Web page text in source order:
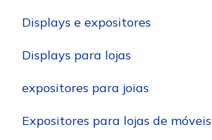
Displays e expositores
Displays para lojas
expositores para joias
Expositores para lojas de móveis